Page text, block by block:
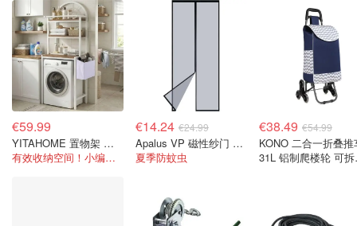
€59.99
YITAHOME 置物架 白色 3层
有效收纳空间！小编自用款
€14.24 €24.99
Apalus VP 磁性纱门 80x210 黑色
夏季防蚊虫
€38.49 €54.99
KONO 二合一折叠推
31L 铝制爬楼轮 可